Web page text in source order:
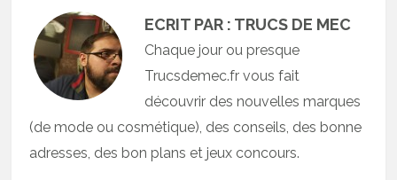
ECRIT PAR : TRUCS DE MEC
Chaque jour ou presque
Trucsdemec.fr vous fait
découvrir des nouvelles marques
(de mode ou cosmétique), des conseils, des bonne
adresses, des bon plans et jeux concours.